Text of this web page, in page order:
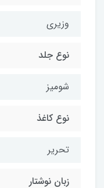
وزیری
نوع جلد
شومیز
نوع کاغذ
تحریر
زبان نوشتار